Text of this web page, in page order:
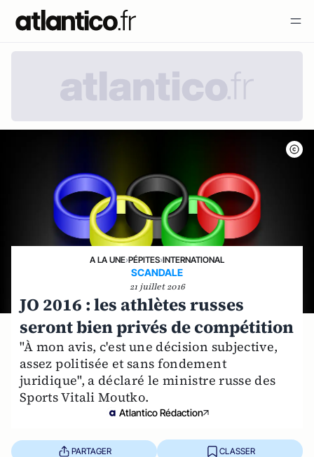
A LA UNE›PÉPITES›INTERNATIONAL
SCANDALE
21 juillet 2016
JO 2016 : les athlètes russes
seront bien privés de compétition
"À mon avis, c'est une décision subjective,
assez politisée et sans fondement
juridique", a déclaré le ministre russe des
Sports Vitali Moutko.
Atlantico Rédaction
PARTAGER CLASSER